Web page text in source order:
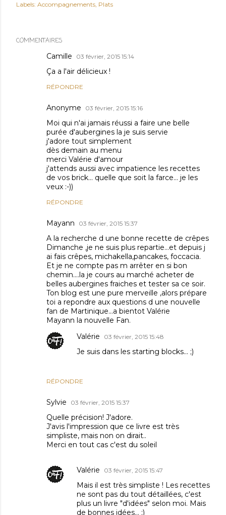
Labels: Accompagnements Plats
COMMENTAIRES
Camille
03 février, 2015 15:14
Ça a l'air délicieux !
RÉPONDRE
Anonyme 03 février, 2015 15:16
Moi qui n'ai jamais réussi a faire une belle
purée d'aubergines la je suis servie
j'adore tout simplement
dès demain au menu
merci Valérie d'amour
j'attends aussi avec impatience les recettes
de vos brick... quelle que soit la farce... je les
veux :-))
RÉPONDRE
Mayann 03 février, 2015 15:37
A la recherche d une bonne recette de crêpes
Dimanche ,je ne suis plus repartie...et depuis j
ai fais crêpes, michakella,pancakes, foccacia.
Et je ne compte pas m arrêter en si bon
chemin....la je cours au marché acheter de
belles aubergines fraiches et tester sa ce soir.
Ton blog est une pure merveille ,alors prépare
toi a repondre aux questions d une nouvelle
fan de Martinique...a bientot Valérie
Mayann la nouvelle Fan.
RÉPONDRE
Valérie 03 février, 2015 15:48
Je suis dans les starting blocks... ;)
Sylvie 03 février, 2015 15:37
Quelle précision! J'adore.
J'avis l'impression que ce livre est très
simpliste, mais non on dirait..
Merci en tout cas c'est du soleil
Valérie 03 février, 2015 15:47
Mais il est très simpliste ! Les recettes
ne sont pas du tout détaillées, c'est
plus un livre "d'idées" selon moi. Mais
de bonnes idées... ;)